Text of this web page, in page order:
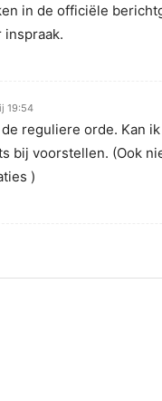
in de officiële
inspraak.
19:54
reguliere orde. Kan
bij voorstellen. (Ook
)